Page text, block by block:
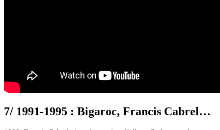
7/ 1991-1995 : Bigaroc, Francis Cabrel…